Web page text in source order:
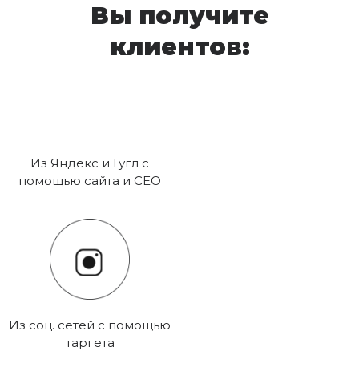
Вы получите
клиентов:
Из Яндекс и Гугл с
помощью сайта и СЕО
Из соц. сетей с помощью
таргета